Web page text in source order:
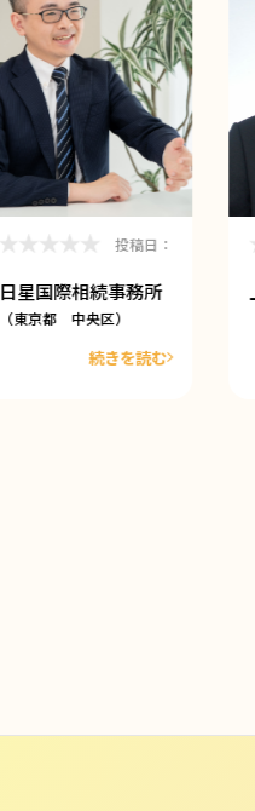
投稿日：
日星国際相続事務所
（東京都 中央区）
続きを読む